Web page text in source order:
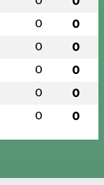
0 0
0 0
0 0
0 0
0 0